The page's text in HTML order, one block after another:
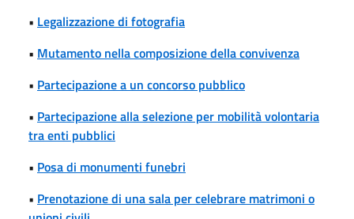
• Legalizzazione di fotografia
• Mutamento nella composizione della convivenza
• Partecipazione a un concorso pubblico
• Partecipazione alla selezione per mobilità volontaria
tra enti pubblici
• Posa di monumenti funebri
• Prenotazione di una sala per celebrare matrimoni o